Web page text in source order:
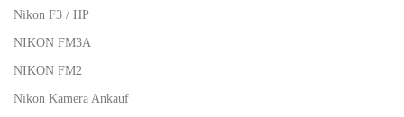
Nikon F3 / HP
NIKON FM3A
NIKON FM2
Nikon Kamera Ankauf